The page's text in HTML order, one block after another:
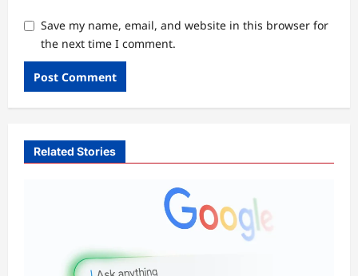
Save my name, email, and website in this browser for
the next time I comment.
Related Stories